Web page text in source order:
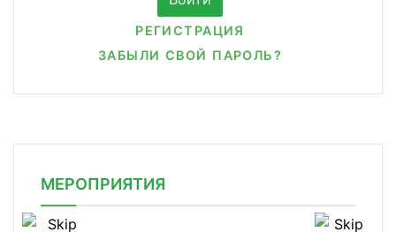
РЕГИСТРАЦИЯ
ЗАБЫЛИ СВОЙ ПАРОЛЬ?
МЕРОПРИЯТИЯ